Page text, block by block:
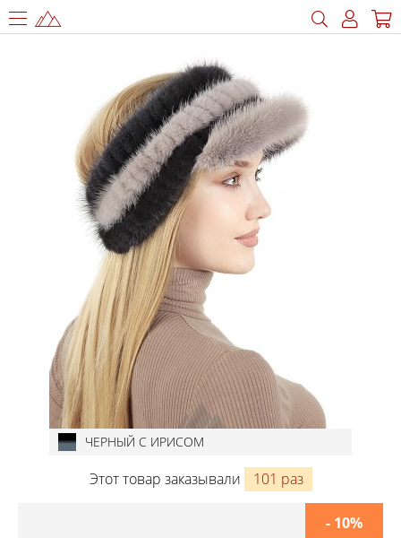
ЧЕРНЫЙ С ИРИСОМ
Этот товар заказывали 101 раз
- 10%